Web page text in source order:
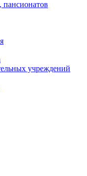
пансионатов
учреждений